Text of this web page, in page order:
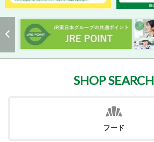
SHOP SEARCH
フード